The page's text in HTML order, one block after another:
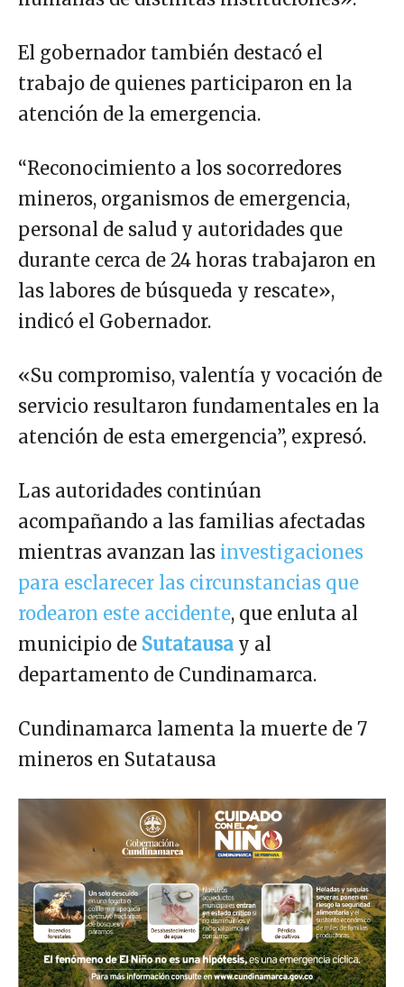
El gobernador también destacó el
trabajo de quienes participaron en la
atención de la emergencia.
“Reconocimiento a los socorredores
mineros, organismos de emergencia,
personal de salud y autoridades que
durante cerca de 24 horas trabajaron en
las labores de búsqueda y rescate»,
indicó el Gobernador.
«Su compromiso, valentía y vocación de
servicio resultaron fundamentales en la
atención de esta emergencia”, expresó.
Las autoridades continúan
acompañando a las familias afectadas
mientras avanzan las investigaciones
para esclarecer las circunstancias que
rodearon este accidente, que enluta al
municipio de Sutatausa y al
departamento de Cundinamarca.
Cundinamarca lamenta la muerte de 7
mineros en Sutatausa